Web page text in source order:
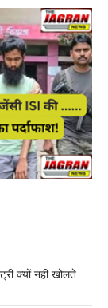
क्यों नही खोलते